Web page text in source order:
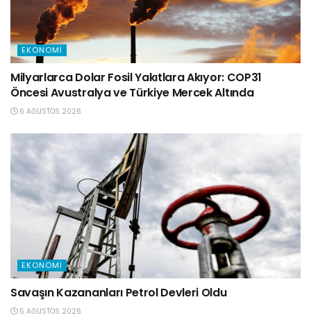
EKONOMI
Milyarlarca Dolar Fosil Yakıtlara Akıyor: COP31
Öncesi Avustralya ve Türkiye Mercek Altında
6 AĞUSTOS 2026
EKONOMI
Savaşın Kazananları Petrol Devleri Oldu
5 AĞUSTOS 2026